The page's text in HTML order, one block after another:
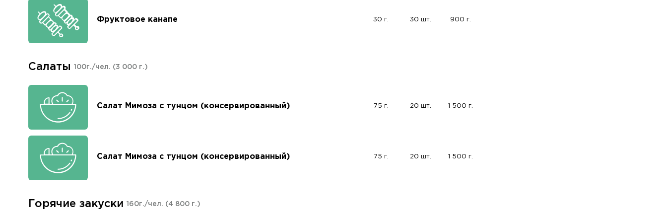
Фруктовое канапе 30 г. 30 шт. 900 г.
Салаты 100г./чел. (3 000 г.)
Салат Мимоза с тунцом (консервированный) 75 г. 20 шт. 1 500 г.
Салат Мимоза с тунцом (консервированный) 75 г. 20 шт. 1 500 г.
Горячие закуски 160г./чел. (4 800 г.)